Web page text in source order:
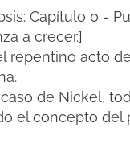
Capítulo 0 -
a crecer.]
repentino acto
de Nickel,
el concepto del